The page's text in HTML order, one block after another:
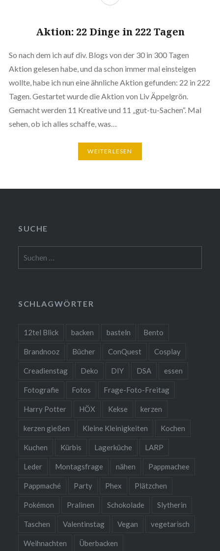
Aktion: 22 Dinge in 222 Tagen
So nach dem ich auf div. Blogs von der 30 in 300 Tagen
Aktion gelesen habe, und da schon immer mal einsteigen
wollte, habe ich nun eine ähnliche Aktion gefunden: 22 in 222
Tagen. Gestartet wurde die Aktion von Liv Äppelgrön.
Gemacht werden 11 Kreative und 11 „gut-tu-Sachen“. Mal
sehen, ob ich alles schaffe, was…
WEITERLESEN
SUCHE
nach:
SCHLAGWÖRTER
12tel Blick backen basteln Bento
Brandnooz Bücher ConQuest Cosplay
Creadienstag Deko DIY DSA essen
Fotografie Fotos Frage-Foto-Freitag
Harry Potter HÖX Kekse kerzen
kerzen gießen Kleine Kleinigkeiten Kochen
Kuchen Kürbis Lagerküche LARP
Leder Montagsfrage nähen Pappmachee
Pappmaché Party Phex Plätzchen
Pokémon Pralinen Schokolade Slytherin
Taschen Valentinstag Vegan vegetarisch
Weihnachten Überbacken